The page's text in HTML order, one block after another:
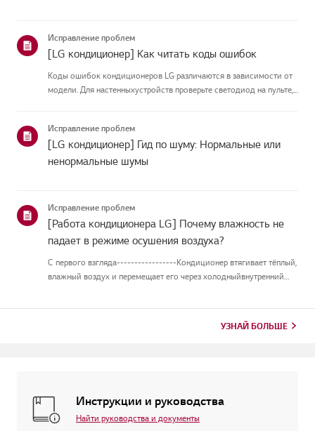
Исправление проблем
[LG кондиционер] Как читать коды ошибок
Коды ошибок кондиционеров LG различаются в зависимости от
модели. Для настенныхустройств проверьте светодиод на пульте,
кодов.Как проверить ...
Исправление проблем
[LG кондиционер] Гид по шуму: Нормальные или
ненормальные шумы
Исправление проблем
[Работа кондиционера LG] Почему влажность не
падает в режиме осушения воздуха?
С первого взгляда-----------------Кондиционер втягивает тёплый,
влажный воздух и перемещает его через холодныйвнутренний
УЗНАЙ БОЛЬШЕ
Инструкции и руководства
Найти руководства и документы